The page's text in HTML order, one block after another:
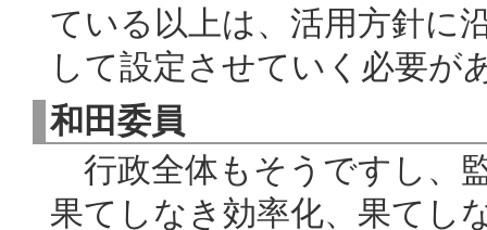
ている以上は、活用方針に
して設定させていく必要が
和田委員
行政全体もそうですし、
果てしなき効率化、果てし